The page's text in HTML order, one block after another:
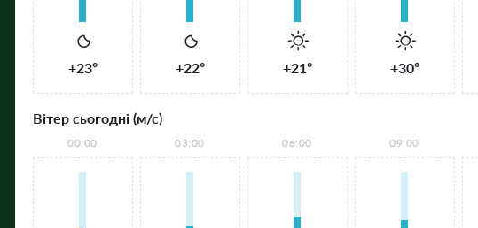
+23° +22° +21° +30°
Вітер сьогодні (м/с)
00:00 03:00 06:00 09:00